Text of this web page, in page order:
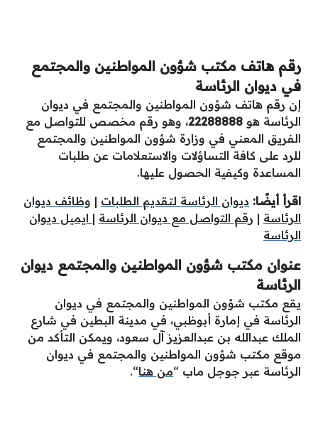
رقم هاتف مكتب شؤون المواطنين والمجتمع
في ديوان الرئاسة
إن رقم هاتف شؤون المواطنين والمجتمع في ديوان
الرئاسة هو 22288888، وهو رقم مخصص للتواصل مع
الفريق المعني في وزارة شؤون المواطنين والمجتمع
للرد على كافة التساؤلات والاستعلامات عن طلبات
المساعدة وكيفية الحصول عليها.
اقرأ أيضًا: ديوان الرئاسة لتقديم الطلبات | وظائف ديوان
الرئاسة | رقم التواصل مع ديوان الرئاسة | ايميل ديوان
الرئاسة
عنوان مكتب شؤون المواطنين والمجتمع ديوان
الرئاسة
يقع مكتب شؤون المواطنين والمجتمع في ديوان
الرئاسة في إمارة أبوظبي، في مدينة البطين في شارع
الملك عبدالله بن عبدالعزيز آل سعود، ويمكن التأكد من
موقع مكتب شؤون المواطنين والمجتمع في ديوان
الرئاسة عبر جوجل ماب “من هنا“.